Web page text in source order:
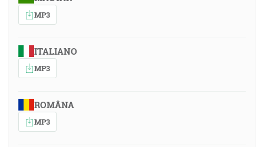
MP3
ITALIANO
MP3
ROMÂNA
MP3